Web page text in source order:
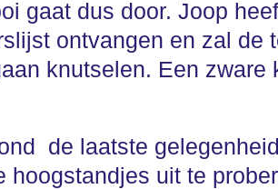
gaat dus door. Joop
ontvangen en zal de
knutselen. Een zware
de laatste
hoogstandjes uit te